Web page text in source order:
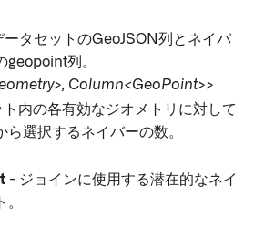
タセットのGeoJSON列とネイバ
geopoint列。
Column<GeoPoint>>
内の各有効なジオメトリに対して
選択するネイバーの数。
- ジョインに使用する潜在的なネイ